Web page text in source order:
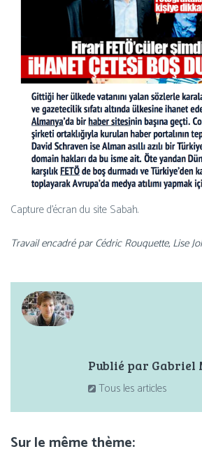
Capture d’é­cran du site Sabah.
Travail enca­dré par Cédric Rouquette, Lise
Partager :
Publié par Gabriel
Tous les articles
Sur le même thème